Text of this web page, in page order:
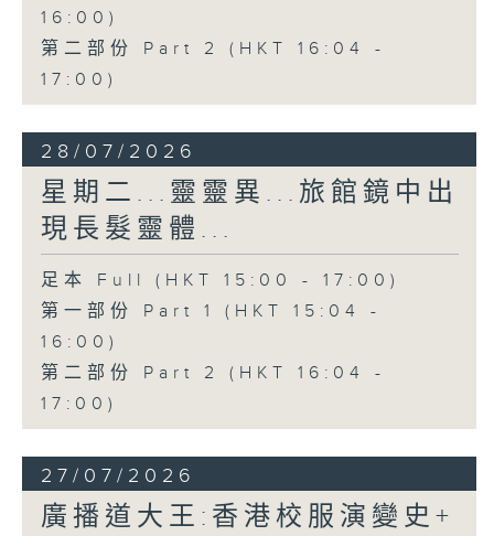
16:00)
第二部份 Part 2 (HKT 16:04 -
17:00)
28/07/2026
星期二...靈靈異...旅館鏡中出
現長髮靈體...
足本 Full (HKT 15:00 - 17:00)
第一部份 Part 1 (HKT 15:04 -
16:00)
第二部份 Part 2 (HKT 16:04 -
17:00)
27/07/2026
廣播道大王:香港校服演變史+